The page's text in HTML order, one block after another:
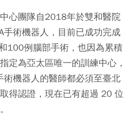
心團隊自2018年於雙和醫院
手術機器人，目前已成功完成
100例腦部手術，也因為累積
定為亞太區唯一的訓練中心，
術機器人的醫師都必須至臺北
得認證，現在已有超過 20 位